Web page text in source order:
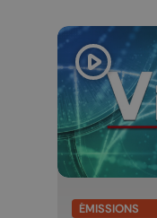
ÉMISSIONS